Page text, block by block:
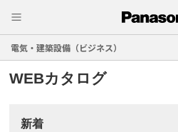
電気・建築設備（ビジネス）
WEBカタログ
新着